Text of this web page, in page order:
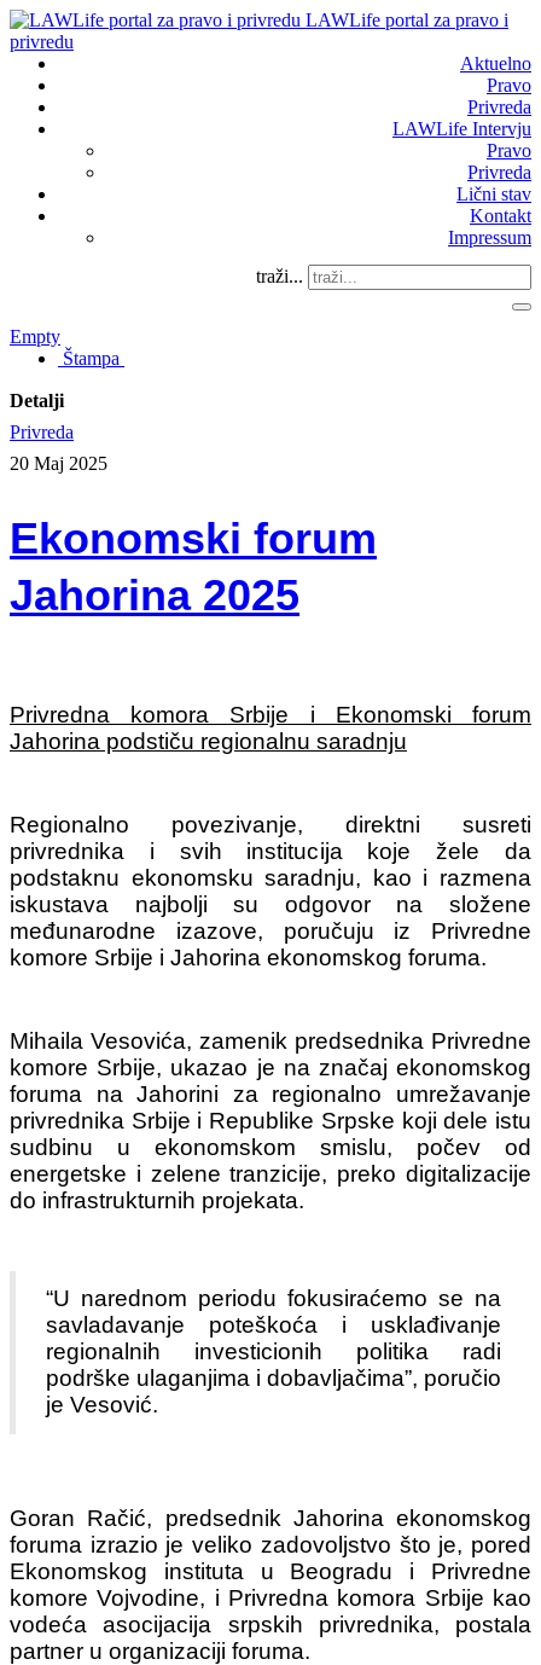
LAWLife portal za pravo i
privredu
Aktuelno
Pravo
Privreda
LAWLife Intervju
Pravo
Privreda
Lični stav
Kontakt
Impressum
traži...
Empty
Štampa
Detalji
Privreda
20 Maj 2025
Ekonomski forum
Jahorina 2025
Privredna komora Srbije i Ekonomski forum
Jahorina podstiču regionalnu saradnju
Regionalno povezivanje, direktni susreti
privrednika i svih institucija koje žele da
podstaknu ekonomsku saradnju, kao i razmena
iskustava najbolji su odgovor na složene
međunarodne izazove, poručuju iz Privredne
komore Srbije i Jahorina ekonomskog foruma.
Mihaila Vesovića, zamenik predsednika Privredne
komore Srbije, ukazao je na značaj ekonomskog
foruma na Jahorini za regionalno umrežavanje
privrednika Srbije i Republike Srpske koji dele istu
sudbinu u ekonomskom smislu, počev od
energetske i zelene tranzicije, preko digitalizacije
do infrastrukturnih projekata.
“U narednom periodu fokusiraćemo se na
savladavanje poteškoća i usklađivanje
regionalnih investicionih politika radi
podrške ulaganjima i dobavljačima”, poručio
je Vesović.
Goran Račić, predsednik Jahorina ekonomskog
foruma izrazio je veliko zadovoljstvo što je, pored
Ekonomskog instituta u Beogradu i Privredne
komore Vojvodine, i Privredna komora Srbije kao
vodeća asocijacija srpskih privrednika, postala
partner u organizaciji foruma.